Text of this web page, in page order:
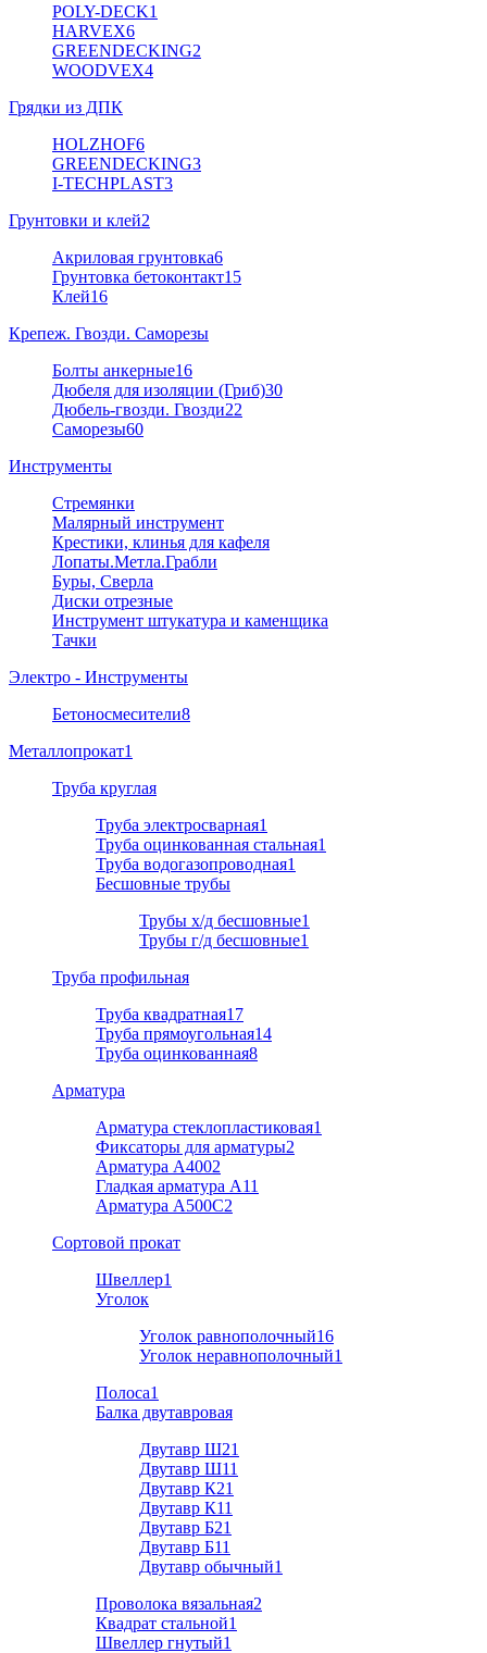
POLY-DECK1
HARVEX6
GREENDECKING2
WOODVEX4
Грядки из ДПК
HOLZHOF6
GREENDECKING3
I-TECHPLAST3
Грунтовки и клей2
Акриловая грунтовка6
Грунтовка бетоконтакт15
Клей16
Крепеж. Гвозди. Саморезы
Болты анкерные16
Дюбеля для изоляции (Гриб)30
Дюбель-гвозди. Гвозди22
Саморезы60
Инструменты
Стремянки
Малярный инструмент
Крестики, клинья для кафеля
Лопаты.Метла.Грабли
Буры, Сверла
Диски отрезные
Инструмент штукатура и каменщика
Тачки
Электро - Инструменты
Бетоносмесители8
Металлопрокат1
Труба круглая
Труба электросварная1
Труба оцинкованная стальная1
Труба водогазопроводная1
Бесшовные трубы
Трубы х/д бесшовные1
Трубы г/д бесшовные1
Труба профильная
Труба квадратная17
Труба прямоугольная14
Труба оцинкованная8
Арматура
Арматура стеклопластиковая1
Фиксаторы для арматуры2
Арматура А4002
Гладкая арматура А11
Арматура A500C2
Cортовой прокат
Швеллер1
Уголок
Уголок равнополочный16
Уголок неравнополочный1
Полоса1
Балка двутавровая
Двутавр Ш21
Двутавр Ш11
Двутавр К21
Двутавр К11
Двутавр Б21
Двутавр Б11
Двутавр обычный1
Проволока вязальная2
Квадрат стальной1
Швеллер гнутый1